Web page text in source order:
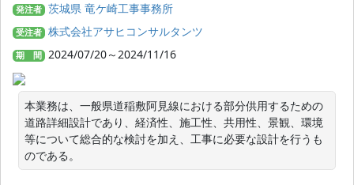
発注者 茨城県 竜ケ崎工事事務所
受注者 株式会社アサヒコンサルタンツ
期 間 2024/07/20～2024/11/16
本業務は、一般県道稲敷阿見線における部分供用するための
道路詳細設計であり、経済性、施工性、共用性、景観、環境
等について総合的な検討を加え、工事に必要な設計を行うも
のである。